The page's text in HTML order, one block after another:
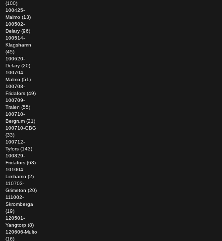
(100)
100425-
Malmo (13)
100502-
Delary (96)
100514-
Klagshamn
(45)
100620-
Delary (20)
100704-
Malmo (51)
100708-
Fridafors (49)
100709-
Tralen (55)
100710-
Bergrum (21)
100710-GBG
(33)
100712-
Tyfors (143)
100829-
Fridafors (63)
101004-
Limhamn (2)
110703-
Grimeton (20)
111002-
Skromberga
(19)
120501-
Yangtorp (8)
120606-Multo
(16)